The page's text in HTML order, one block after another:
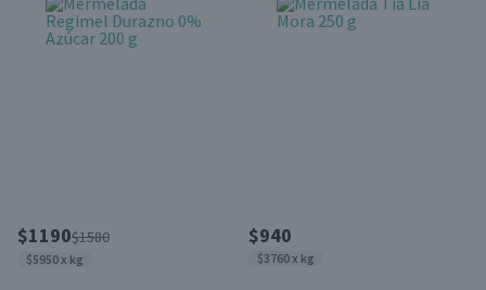
$1190$1580
$5950 x kg
$940
$3760 x kg